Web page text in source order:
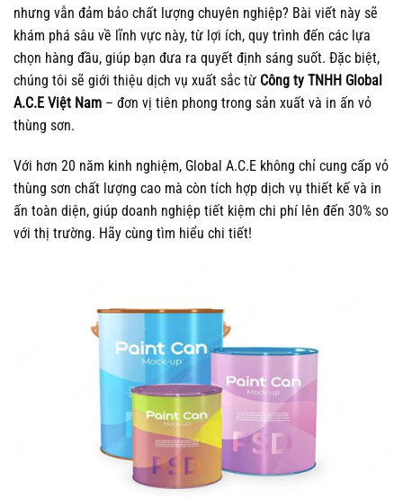
nhưng vẫn đảm bảo chất lượng chuyên nghiệp? Bài viết này sẽ
khám phá sâu về lĩnh vực này, từ lợi ích, quy trình đến các lựa
chọn hàng đầu, giúp bạn đưa ra quyết định sáng suốt. Đặc biệt,
chúng tôi sẽ giới thiệu dịch vụ xuất sắc từ Công ty TNHH Global
A.C.E Việt Nam – đơn vị tiên phong trong sản xuất và in ấn vỏ
thùng sơn.
Với hơn 20 năm kinh nghiệm, Global A.C.E không chỉ cung cấp vỏ
thùng sơn chất lượng cao mà còn tích hợp dịch vụ thiết kế và in
ấn toàn diện, giúp doanh nghiệp tiết kiệm chi phí lên đến 30% so
với thị trường. Hãy cùng tìm hiểu chi tiết!